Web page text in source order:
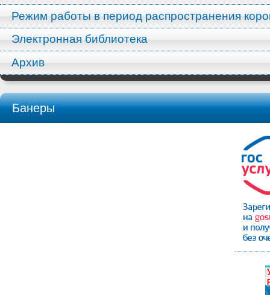
Режим работы в период распространения
Электронная библиотека
Архив
Банеры